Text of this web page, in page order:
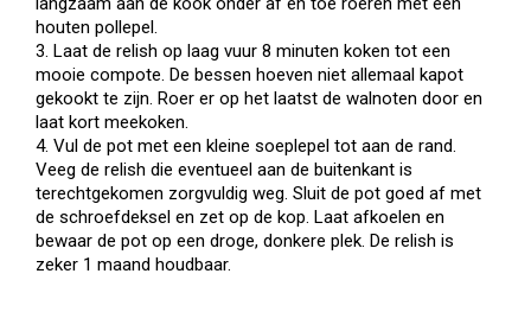
houten pollepel.
3. Laat de relish op laag vuur 8 minuten koken tot een
mooie compote. De bessen hoeven niet allemaal kapot
gekookt te zijn. Roer er op het laatst de walnoten door en
laat kort meekoken.
4. Vul de pot met een kleine soeplepel tot aan de rand.
Veeg de relish die eventueel aan de buitenkant is
terechtgekomen zorgvuldig weg. Sluit de pot goed af met
de schroefdeksel en zet op de kop. Laat afkoelen en
bewaar de pot op een droge, donkere plek. De relish is
zeker 1 maand houdbaar.